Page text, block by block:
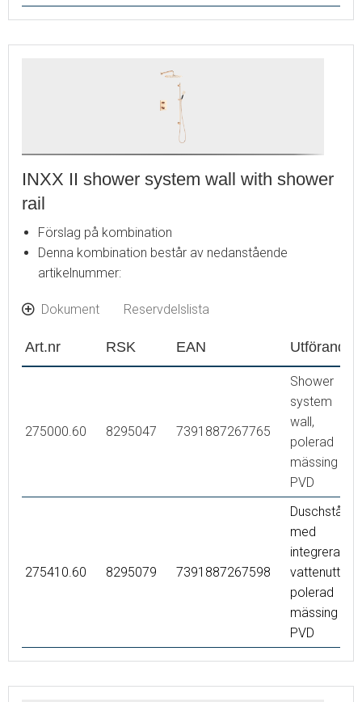
INXX II shower system wall with shower
rail
Förslag på kombination
Denna kombination består av nedanstående
artikelnummer:
Dokument Reservdelslista
Art.nr RSK EAN Utförande
275000.60 8295047 7391887267765
Shower
system
wall,
polerad
mässing
PVD
275410.60 8295079 7391887267598
Duschstång
med
integrerat
vattenuttag,
polerad
mässing
PVD